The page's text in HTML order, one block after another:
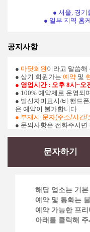
● 서울, 경기
● 일부 지역 홈
공지사항
● 마닷회원 이라고 말씀해
● 상기 회원가는 예약 및
● 영업시간 : 오후 8시~오
● 100% 예약제로 운영되
● 발신자미표시/비 핸드
은 예약이 불가합니다
● 부재시 문자(주소/시간/
● 문의사항은 전화주시
문자하기
해당 업소는 기
예약 및 통화는
예약 가능한 프
아래를 클릭해 주